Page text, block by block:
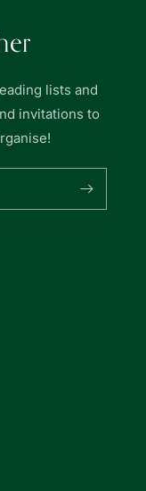
lists and
invitations to